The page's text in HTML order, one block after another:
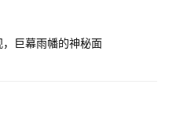
巨幕雨幡的神秘面